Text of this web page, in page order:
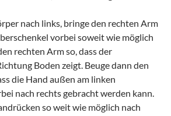
nach links, bringe den rechten Arm
vorbei soweit wie möglich
rechten Arm so, dass der
Boden zeigt. Beuge dann den
die Hand außen am linken
nach rechts gebracht werden kann.
so weit wie möglich nach